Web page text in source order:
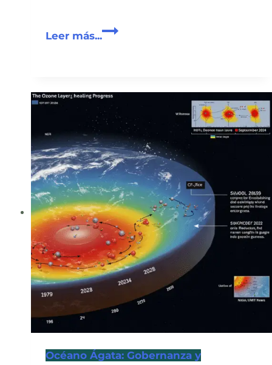
Leer más...Caso
e
Impacto
Multiescalar
Océano Ágata: Gobernanza y